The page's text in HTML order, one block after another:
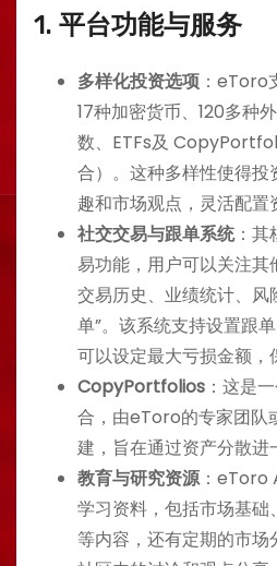
1. 平台功能与服务
多样化投资选项 ：eToro
17种加密货币、120多种
数、ETFs及
合）。这种多样性使得
趣和市场观点，灵活配置
社交交易与跟单系统：其
易功能，用户可以关注
交易历史、业绩统计、风
单”。该系统支持设置跟
可以设定最大亏损金额，
CopyPortfolios ：这是
合，由eToro的专家团队
建，旨在通过资产分散进
教育与研究资源：eToro
学习资料，包括市场基
等内容，还有定期的市